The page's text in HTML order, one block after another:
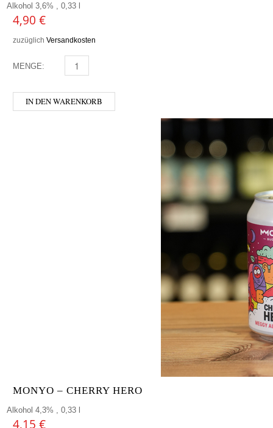
Alkohol 3,6% , 0,33 l
4,90 €
zuzüglich Versandkosten
MENGE: MONGOZO - COCONUT MENGE
IN DEN WARENKORB
MONYO – CHERRY HERO
Alkohol 4,3% , 0,33 l
4,15 €